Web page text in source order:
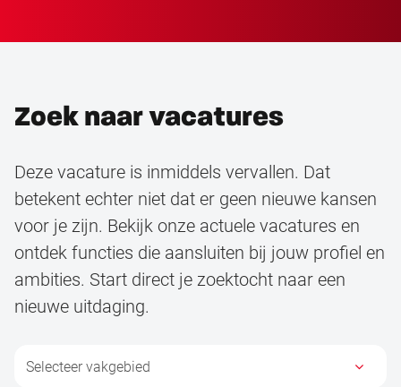
Zoek naar vacatures
Deze vacature is inmiddels vervallen. Dat
betekent echter niet dat er geen nieuwe kansen
voor je zijn. Bekijk onze actuele vacatures en
ontdek functies die aansluiten bij jouw profiel en
ambities. Start direct je zoektocht naar een
nieuwe uitdaging.